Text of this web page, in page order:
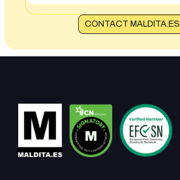
CONTACT MALDITA.ES